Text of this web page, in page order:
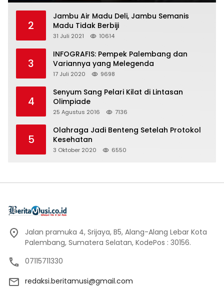
2
Jambu Air Madu Deli, Jambu Semanis
Madu Tidak Berbiji
31 Juli 2021 10614
3
INFOGRAFIS: Pempek Palembang dan
Variannya yang Melegenda
17 Juli 2020 9698
4
Senyum Sang Pelari Kilat di Lintasan
Olimpiade
25 Agustus 2016 7136
5
Olahraga Jadi Benteng Setelah Protokol
Kesehatan
3 Oktober 2020 6550
Jalan pramuka 4, Srijaya, B5, Alang-Alang Lebar Kota
Palembang, Sumatera Selatan, KodePos : 30156.
07115711330
redaksi.beritamusi@gmail.com